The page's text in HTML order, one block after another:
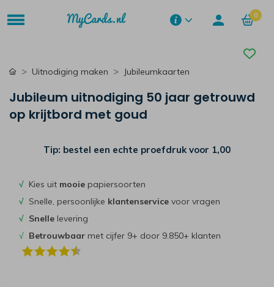
0
Uitnodiging maken Jubileumkaarten
Jubileum uitnodiging 50 jaar getrouwd
op krijtbord met goud
Tip: bestel een echte proefdruk voor 1,00
√ Kies uit mooie papiersoorten
√ Snelle, persoonlijke klantenservice voor vragen
√ Snelle levering
√ Betrouwbaar met cijfer 9+ door 9.850+ klanten